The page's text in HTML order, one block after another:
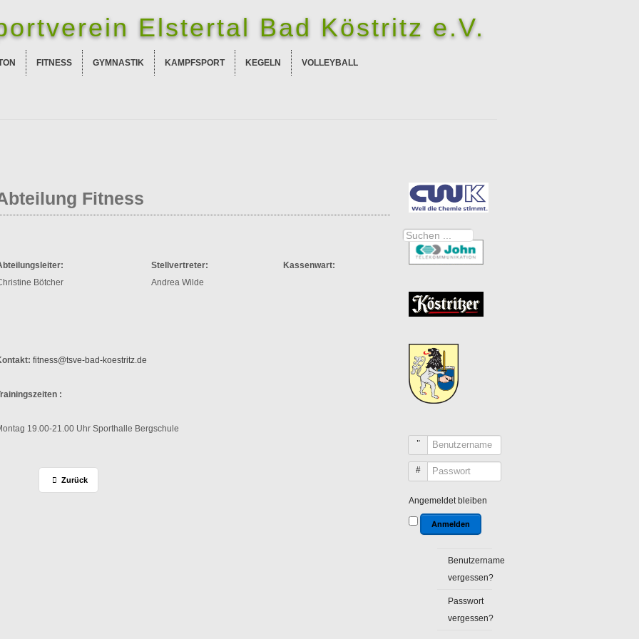
FITNESS GYMNASTIK KAMPFSPORT KEGELN VOLLEYBALL
Suchen
Elstertal Bad Köstritz e.V.
Benutzername
Passwort
Angemeldet bleiben
Anmelden
Benutzername
vergessen?
Passwort
vergessen?
Fitness
Bötcher
Stellvertreter:
Andrea Wilde
Kassenwart:
fitness@tsve-bad-koestritz.de
:
19.00-21.00 Uhr Sporthalle Bergschule
Zurück